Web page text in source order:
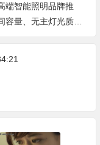
端智能照明品牌推
量、无主灯光质、
长期售后四个维度